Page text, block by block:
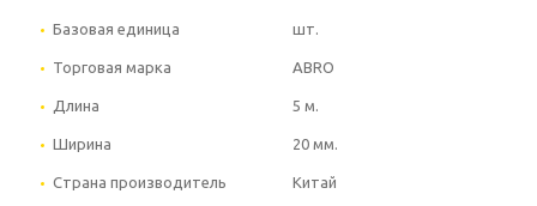
Базовая единица шт.
Торговая марка ABRO
Длина 5 м.
Ширина 20 мм.
Страна производитель Китай